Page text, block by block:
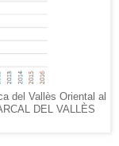
del Vallès Oriental al
DEL VALLÈS